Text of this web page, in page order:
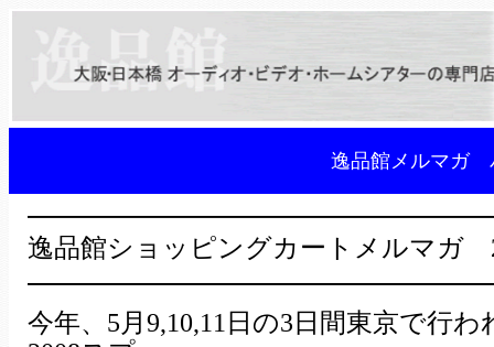
逸品館メルマガ
逸品館ショッピングカートメルマガ
今年、5月9,10,11日の3日間東京で行